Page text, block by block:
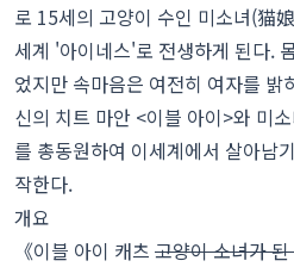
로 15세의 고양이 수인 미소녀(猫
세계 '아이네스'로 전생하게 된다.
었지만 속마음은 여전히 여자를
신의 치트 마안 <이블 아이>와 미
를 총동원하여 이세계에서 살아남
작한다.
개요
《이블 아이 캐츠 고양이 소녀가